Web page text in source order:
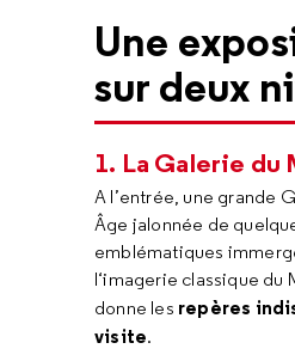
Une
sur deux
1. La Galerie du
A l’entrée, une grande
Âge jalonnée de
emblématiques
l‘imagerie classique du
donne les repères
visite.